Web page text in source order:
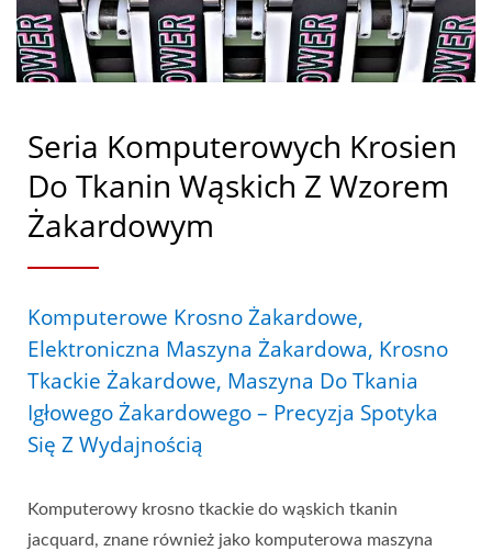
Seria Komputerowych Krosien
Do Tkanin Wąskich Z Wzorem
Żakardowym
Komputerowe Krosno Żakardowe,
Elektroniczna Maszyna Żakardowa, Krosno
Tkackie Żakardowe, Maszyna Do Tkania
Igłowego Żakardowego – Precyzja Spotyka
Się Z Wydajnością
Komputerowy krosno tkackie do wąskich tkanin
jacquard, znane również jako komputerowa maszyna